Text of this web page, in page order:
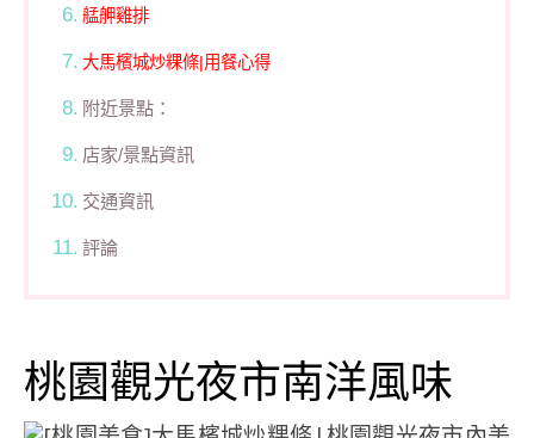
艋舺雞排
大馬檳城炒粿條|用餐心得
附近景點：
店家/景點資訊
交通資訊
評論
桃園觀光夜市南洋風味